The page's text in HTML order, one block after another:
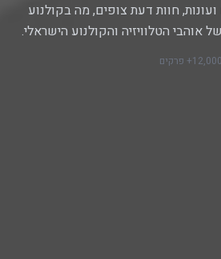
חוות דעת צופים, מה בקולנוע
הטלוויזיה והקולנוע הישראלי.